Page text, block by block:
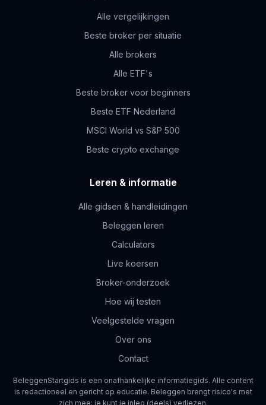
Alle vergelijkingen
Beste broker per situatie
Alle brokers
Alle ETF's
Beste broker voor beginners
Beste ETF Nederland
MSCI World vs S&P 500
Beste crypto exchange
Leren & informatie
Alle gidsen & handleidingen
Beleggen leren
Calculators
Live koersen
Broker-onderzoek
Hoe wij testen
Veelgestelde vragen
Over ons
Contact
BeleggenStartgids is een onafhankelijke informatiegids. Alle content
is redactioneel en gericht op educatie. Beleggen brengt risico's met
zich mee; je kunt je inleg (deels) verliezen.